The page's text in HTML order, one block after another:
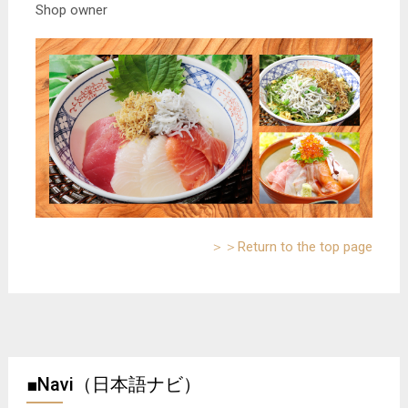
Shop owner
＞＞Return to the top page
■Navi（日本語ナビ）